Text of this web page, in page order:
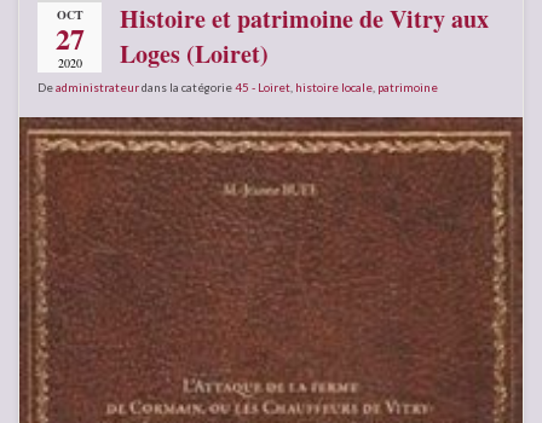
OCT
27
2020
Histoire et patrimoine de Vitry aux
Loges (Loiret)
Deadministrateurdans la catégorie45 - Loiret histoire locale patrimoine